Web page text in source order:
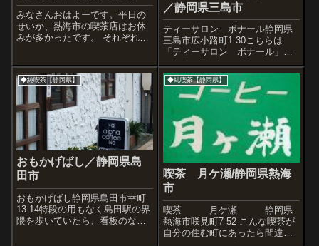
みなさんおはよーです。平日の
せいか、熱海市の喫茶店はお休
みが多かったです。 それぞれの
み ボンネットさん。ハン
バーガーがおいしー。 加奈
さんはお休み ...
／静岡県三島市
ティーサロン ボナール静岡県
三島市広小路町1-30こちらは
「ティーサロン ボナール」。
さっき出たばかりの純喫茶「ク
ール」のすぐ近くにあったので
すが、この佇まいを見て入らず
にはいられませんでした。カウ
ンターチェアもいい感じ。大理
石柄のデコラで...
◆純喫茶【静岡県】
おもかげばし／静岡県島
田市
おもかげばし静岡県島田市幸町
13-14特段の用もなく島田駅の界
隈を歩いていたら、看板のない
◆純喫茶【静岡県】
喫茶 月ケ瀬/静岡県熱海
市
喫茶 月ケ瀬 静岡県
熱海市咲見町7-52 こんな喫茶が
自分の住む町にあったら間違い